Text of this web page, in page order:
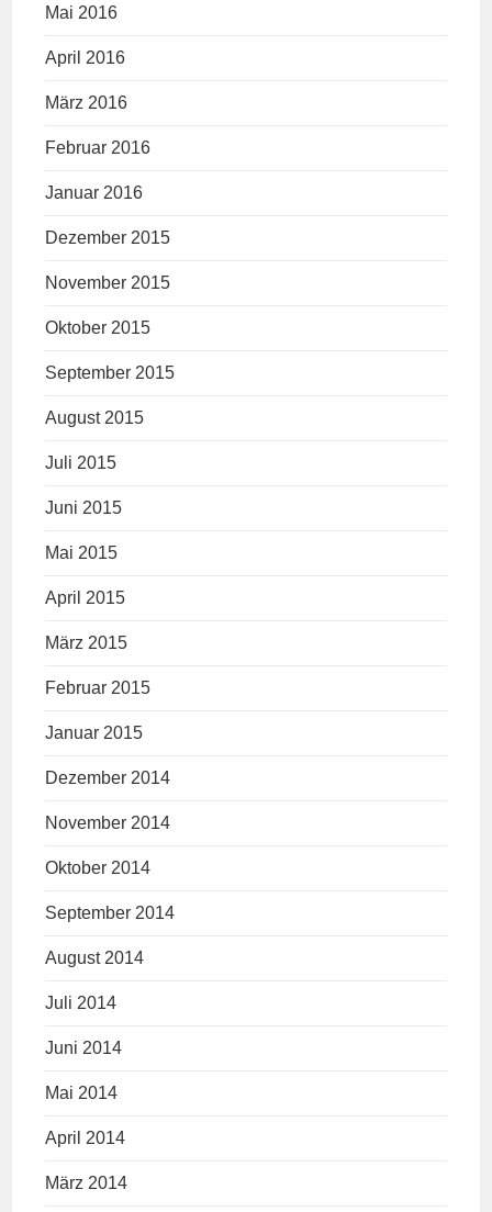
Mai 2016
April 2016
März 2016
Februar 2016
Januar 2016
Dezember 2015
November 2015
Oktober 2015
September 2015
August 2015
Juli 2015
Juni 2015
Mai 2015
April 2015
März 2015
Februar 2015
Januar 2015
Dezember 2014
November 2014
Oktober 2014
September 2014
August 2014
Juli 2014
Juni 2014
Mai 2014
April 2014
März 2014